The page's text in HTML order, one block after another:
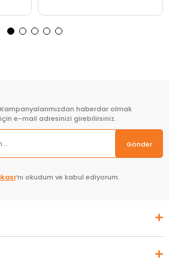
Kampanyalarımızdan haberdar olmak
için e-mail adresinizi girebilirsiniz.
Gönder
’nı okudum ve kabul ediyorum.